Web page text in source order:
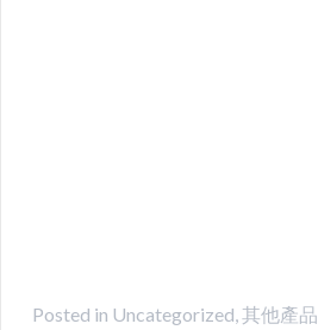
Posted in Uncategorized,其他產品